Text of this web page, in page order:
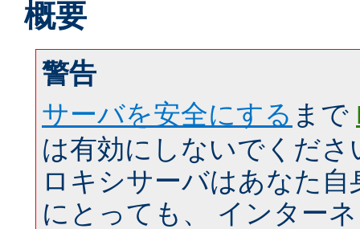
概要
警告
サーバを安全にする まで
は有効にしないでくださ
ロキシサーバはあなた
にとっても、 インター